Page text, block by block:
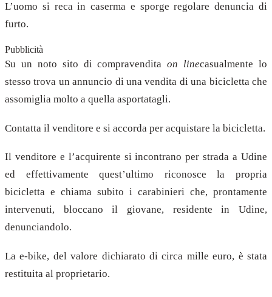
L’uomo si reca in caserma e sporge regolare denuncia di
furto.
Pubblicità
Su un noto sito di compravenditaon linecasualmente lo
stesso trova un annuncio di una vendita di una bicicletta che
assomiglia molto a quella asportatagli.
Contatta il venditore e si accorda per acquistare la bicicletta.
Il venditore e l’acquirente si incontrano per strada a Udine
ed effettivamente quest’ultimo riconosce la propria
bicicletta e chiama subito i carabinieri che, prontamente
intervenuti, bloccano il giovane, residente in Udine,
denunciandolo.
La e-bike, del valore dichiarato di circa mille euro, è stata
restituita al proprietario.